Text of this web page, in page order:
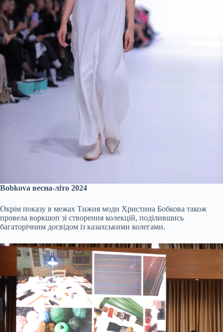
Bobkova весна-літо 2024
Окрім показу в межах Тижня моди Христина Бобкова також
провела воркшоп зі створення колекцій, поділившись
багаторічним досвідом із казахськими колегами.